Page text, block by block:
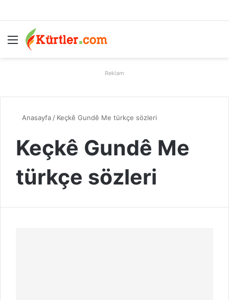
Menü
Reklam
Anasayfa / Keçkê Gundê Me türkçe sözleri
Keçkê Gundê Me
türkçe sözleri